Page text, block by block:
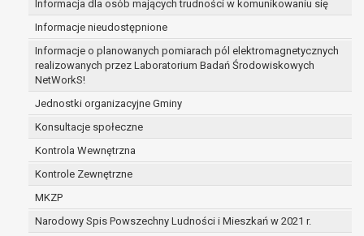
Informacja dla osób mających trudności w komunikowaniu się
Informacje nieudostępnione
Informacje o planowanych pomiarach pól elektromagnetycznych
realizowanych przez Laboratorium Badań Środowiskowych
NetWorkS!
Jednostki organizacyjne Gminy
Konsultacje społeczne
Kontrola Wewnętrzna
Kontrole Zewnętrzne
MKZP
Narodowy Spis Powszechny Ludności i Mieszkań w 2021 r.
zabezpieczenia ewentualnych roszczeń, a w
przypadku wyrażenia zgody na przetwarzanie
danych po zakończeniu i rozliczeniu umowy, do
czasu wycofania tej zgody.
Ponadto w przypadku umów o dofinansowanie
dane osobowe od momentu pozyskania
przechowywane są przez okres wynikający z
umowy o dofinansowanie zawartej między
beneficjentem a określoną instytucją, trwałości
danego projektu i konieczności zachowania
dokumentacji projektu do celów kontrolnych.
W związku z przetwarzaniem przez
administratora danych osobowych przysługuje